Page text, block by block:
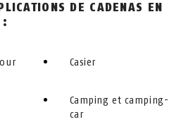
DE CADENAS EN
:
Casier
Camping et camping-
car